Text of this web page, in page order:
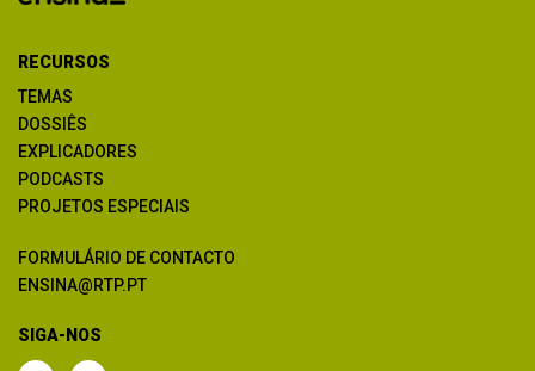
RECURSOS
TEMAS
DOSSIÊS
EXPLICADORES
PODCASTS
PROJETOS ESPECIAIS
FORMULÁRIO DE CONTACTO
ENSINA@RTP.PT
SIGA-NOS